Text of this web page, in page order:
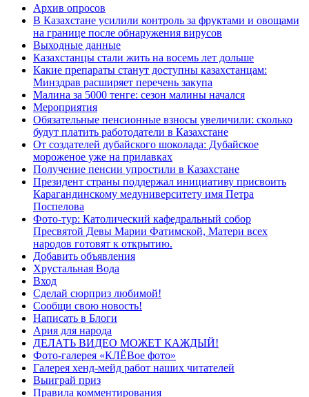
Архив опросов
В Казахстане усилили контроль за фруктами и овощами
на границе после обнаружения вирусов
Выходные данные
Казахстанцы стали жить на восемь лет дольше
Какие препараты станут доступны казахстанцам:
Минздрав расширяет перечень закупа
Малина за 5000 тенге: сезон малины начался
Мероприятия
Обязательные пенсионные взносы увеличили: сколько
будут платить работодатели в Казахстане
От создателей дубайского шоколада: Дубайское
мороженое уже на прилавках
Получение пенсии упростили в Казахстане
Президент страны поддержал инициативу присвоить
Карагандинскому медуниверситету имя Петра
Поспелова
Фото-тур: Католический кафедральный собор
Пресвятой Девы Марии Фатимской, Матери всех
народов готовят к открытию.
Добавить объявления
Хрустальная Вода
Вход
Сделай сюрприз любимой!
Сообщи свою новость!
Написать в Блоги
Ария для народа
ДЕЛАТЬ ВИДЕО МОЖЕТ КАЖДЫЙ!
Фото-галерея «КЛЁВое фото»
Галерея хенд-мейд работ наших читателей
Выиграй приз
Правила комментирования